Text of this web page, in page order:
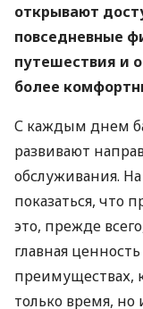
открывают
повседневные
путешествия и
более
С каждым днем
развивают
обслуживания.
показаться, что
это, прежде
главная
преимуществах,
только время, но